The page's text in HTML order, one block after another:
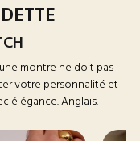
montre ne doit pas
votre personnalité et
élégance. Anglais.